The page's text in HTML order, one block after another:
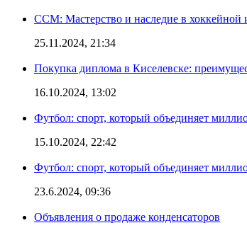
CCM: Мастерство и наследие в хоккейной
25.11.2024, 21:34
Покупка диплома в Киселевске:
16.10.2024, 13:02
Футбол: спорт, который объединяет
15.10.2024, 22:42
Футбол: спорт, который объединяет
23.6.2024, 09:36
Объявления о продаже конденсаторов